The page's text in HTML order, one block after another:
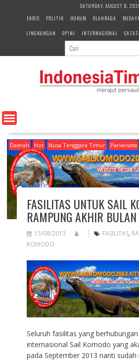
e
n
SATURDAY, AUGUST 8,
EKBIS
POLITIK HUKUM OLAHRAGA
LINGKUNGAN
OPINI INTERNASIONAL
Daerah Hot Nusa Tenggara Timur Pariwisata
FASILITAS UNTUK SAIL
RAMPUNG AKHIR
15/08/2013 FASILITAS,
KOMODO
Seluruh fasilitas yang
internasional Sail Komodo yang
pada September 2013 nanti